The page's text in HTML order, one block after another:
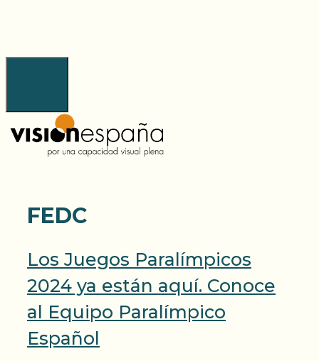
FEDC
Los Juegos Paralímpicos
2024 ya están aquí. Conoce
al Equipo Paralímpico
Español